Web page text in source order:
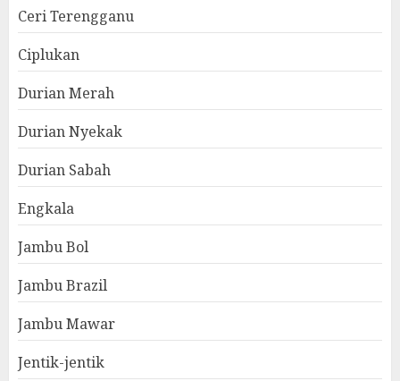
Ceri Terengganu
Ciplukan
Durian Merah
Durian Nyekak
Durian Sabah
Engkala
Jambu Bol
Jambu Brazil
Jambu Mawar
Jentik-jentik